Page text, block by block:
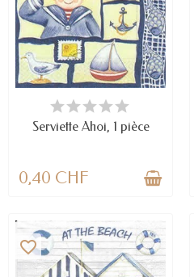
EN STOCK
Serviette Ahoi, 1 pièce
0,40 CHF
favorite_border